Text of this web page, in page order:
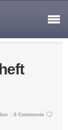
0 Comments